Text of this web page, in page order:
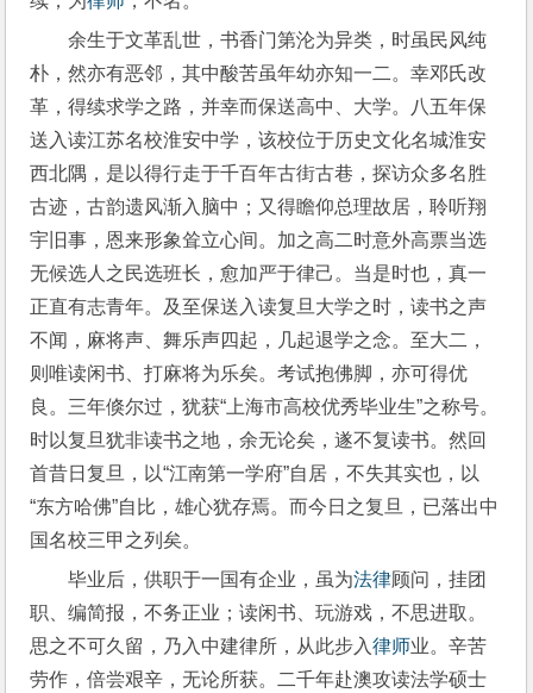
余生于文革乱世，书香门第沦为异类，时虽民风纯
朴，然亦有恶邻，其中酸苦虽年幼亦知一二。幸邓氏改
革，得续求学之路，并幸而保送高中、大学。八五年保
送入读江苏名校淮安中学，该校位于历史文化名城淮安
西北隅，是以得行走于千百年古街古巷，探访众多名胜
古迹，古韵遗风渐入脑中；又得瞻仰总理故居，聆听翔
宇旧事，恩来形象耸立心间。加之高二时意外高票当选
无候选人之民选班长，愈加严于律己。当是时也，真一
正直有志青年。及至保送入读复旦大学之时，读书之声
不闻，麻将声、舞乐声四起，几起退学之念。至大二，
则唯读闲书、打麻将为乐矣。考试抱佛脚，亦可得优
良。三年倏尔过，犹获“上海市高校优秀毕业生”之称号。
时以复旦犹非读书之地，余无论矣，遂不复读书。然回
首昔日复旦，以“江南第一学府”自居，不失其实也，以
“东方哈佛”自比，雄心犹存焉。而今日之复旦，已落出中
国名校三甲之列矣。
毕业后，供职于一国有企业，虽为法律顾问，挂团
职、编简报，不务正业；读闲书、玩游戏，不思进取。
思之不可久留，乃入中建律所，从此步入律师业。辛苦
劳作，倍尝艰辛，无论所获。二千年赴澳攻读法学硕士